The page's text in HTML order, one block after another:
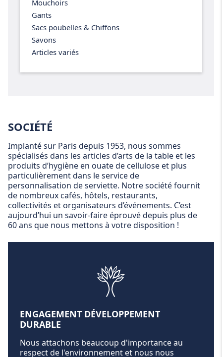
Mouchoirs
Gants
Sacs poubelles & Chiffons
Savons
Articles variés
SOCIÉTÉ
Implanté sur Paris depuis 1953, nous sommes
spécialisés dans les articles d’arts de la table et les
produits d’hygiène en ouate de cellulose et plus
particulièrement dans le service de
personnalisation de serviette. Notre société fournit
de nombreux cafés, hôtels, restaurants,
collectivités et organisateurs d’événements. C’est
aujourd’hui un savoir-faire éprouvé depuis plus de
60 ans que nous mettons à votre disposition !
ENGAGEMENT DÉVELOPPEMENT
DURABLE
Nous attachons beaucoup d'importance au
respect de l'environnement et nous nous